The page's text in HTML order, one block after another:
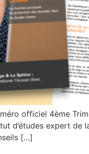
officiel 4ème
d’études expert
[…]